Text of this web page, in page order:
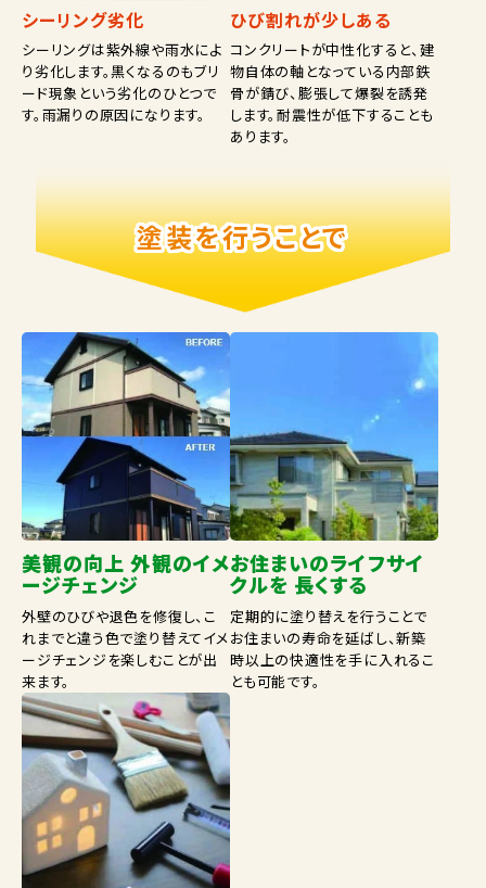
シーリング劣化
シーリングは紫外線や雨水によ
り劣化します。黒くなるのもブリ
ード現象という劣化のひとつで
す。雨漏りの原因になります。
ひび割れが少しある
コンクリートが中性化すると、建
物自体の軸となっている内部鉄
骨が錆び、膨張して爆裂を誘発
します。耐震性が低下することも
あります。
塗装を行うことで
美観の向上 外観のイメ
ージチェンジ
外壁のひびや退色を修復し、こ
れまでと違う色で塗り替えてイメ
ージチェンジを楽しむことが出
来ます。
お住まいのライフサイ
クルを 長くする
定期的に塗り替えを行うことで
お住まいの寿命を延ばし、新築
時以上の快適性を手に入れるこ
とも可能です。